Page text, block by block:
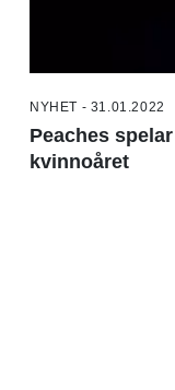
NYHET - 31.01.2022
Peaches
kvinnoåret